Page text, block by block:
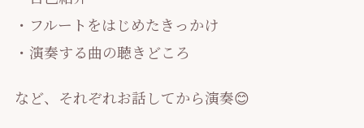
・フルートをはじめたきっかけ
・演奏する曲の聴きどころ
など、それぞれお話してから演奏😊